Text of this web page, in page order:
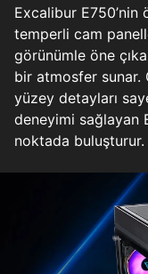
Excalibur E750’nin
temperli cam
görünümle öne
bir atmosfer sunar.
yüzey detayları
deneyimi sağlayan
noktada buluşturur.